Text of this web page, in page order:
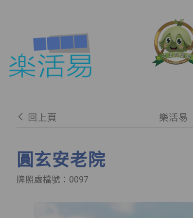
回上頁 樂活易
圓玄安老院
牌照處檔號：0097